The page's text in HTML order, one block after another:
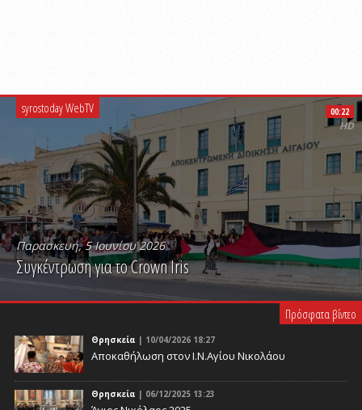
syrostoday WebTV
Παρασκευή, 5 Ιουνίου 2026
Συγκέντρωση για το Crown Iris
PLAY VIDEO
00:22
HD
Πρόσφατα βίντεο
Θρησκεία | 10/04/2026 18:27
Αποκαθήλωση στον Ι.Ν.Αγίου Νικολάου
Θρησκεία | 06/12/2025 13:23